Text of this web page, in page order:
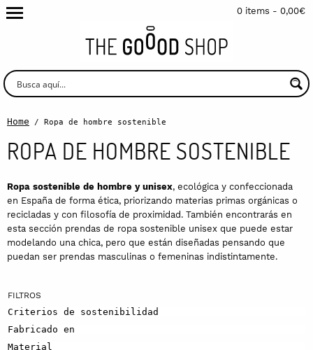
0 items - 0,00€
Home / Ropa de hombre sostenible
ROPA DE HOMBRE SOSTENIBLE
Ropa sostenible de hombre y unisex, ecológica y confeccionada
en España de forma ética, priorizando materias primas orgánicas o
recicladas y con filosofía de proximidad. También encontrarás en
esta sección prendas de ropa sostenible unisex que puede estar
modelando una chica, pero que están diseñadas pensando que
puedan ser prendas masculinas o femeninas indistintamente.
Criterios de sostenibilidad
Fabricado en
Material